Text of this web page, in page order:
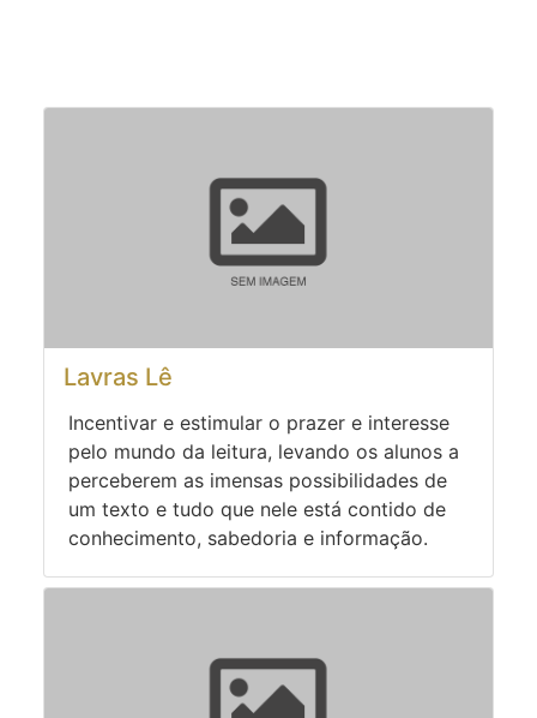
Lavras Lê
Incentivar e estimular o prazer e interesse
pelo mundo da leitura, levando os alunos a
perceberem as imensas possibilidades de
um texto e tudo que nele está contido de
conhecimento, sabedoria e informação.